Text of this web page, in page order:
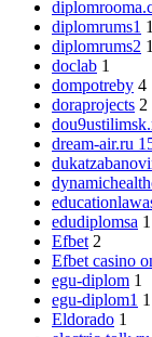
diplomrums1 1
diplomrums2 1
doclab 1
dompotreby 4
doraprojects 2
dream-air.ru
edudiplomsa 1
Efbet 2
Efbet casino
egu-diplom 1
egu-diplom1 1
Eldorado 1